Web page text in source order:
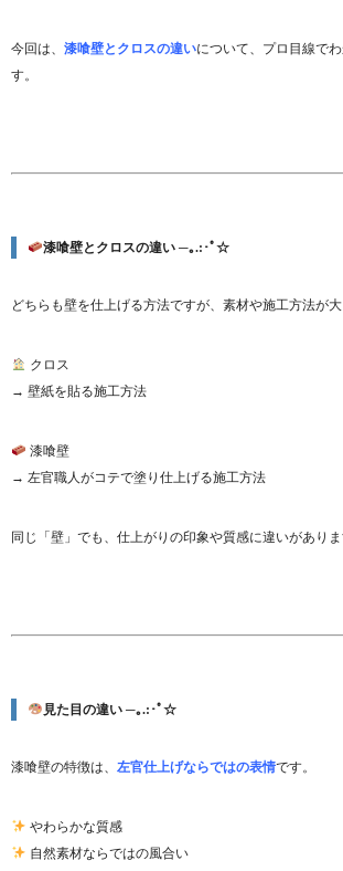
今回は、 漆喰壁とクロスの違いについて、プロ目線で
す。
漆喰壁とクロスの違い ─｡.:･ﾟ☆
どちらも壁を仕上げる方法ですが、素材や施工方法が大
クロス
→ 壁紙を貼る施工方法
漆喰壁
→ 左官職人がコテで塗り仕上げる施工方法
同じ「壁」でも、仕上がりの印象や質感に違いがありま
見た目の違い ─｡.:･ﾟ☆
漆喰壁の特徴は、 左官仕上げならではの表情です。
やわらかな質感
自然素材ならではの風合い